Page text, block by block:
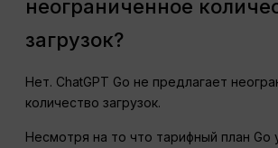
неограниченное
загрузок?
Нет. ChatGPT Go не предлагает
количество загрузок.
Несмотря на то что тарифный план Go